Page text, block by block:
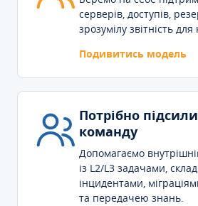
серверів, доступів,
зрозумілу звітність
Подивитись модель
Потрібно
команду
Допомагаємо
із L2/L3 задачами,
інцидентами,
та передачею знань.